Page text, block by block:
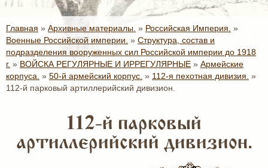
Главная » Архивные материалы. » Российская Империя. »
Военные Российской империи. » Структура, состав и
подразделения вооруженных сил Российской империи до 1918
г. » ВОЙСКА РЕГУЛЯРНЫЕ И ИРРЕГУЛЯРНЫЕ » Армейские
корпуса. » 50-й армейский корпус. » 112-я пехотная дивизия. »
112-й парковый артиллерийский дивизион.
112-й парковый
артиллерийский дивизион.